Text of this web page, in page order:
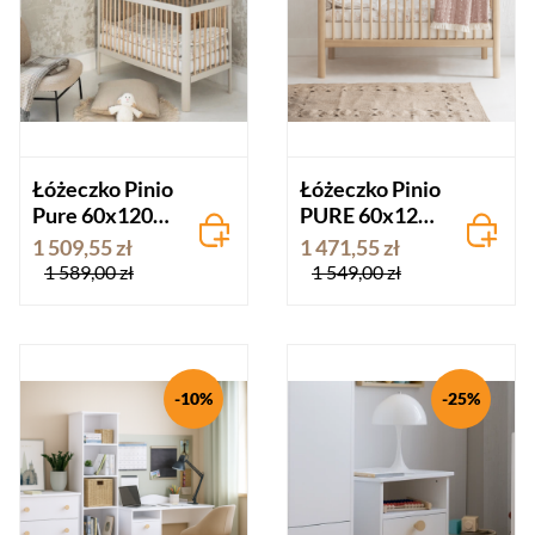
Łóżeczko Pinio
Pure 60x120
szampan
1 509,55 zł
1 589,00 zł
Łóżeczko Pinio
PURE 60x120
cm drewno
bukowe
1 471,55 zł
1 549,00 zł
-10% -25%